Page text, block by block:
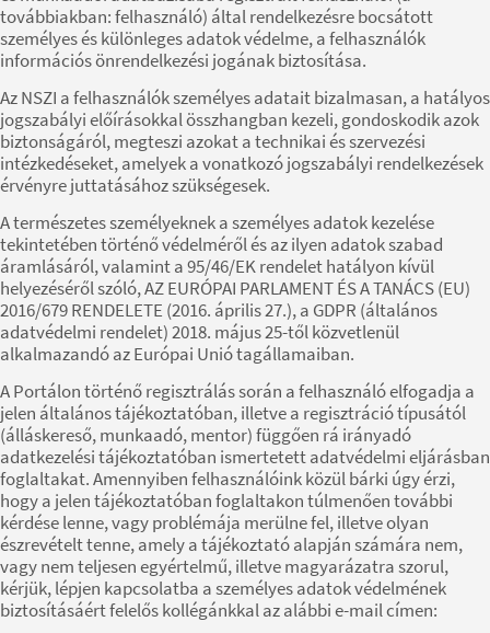
továbbiakban: felhasználó) által rendelkezésre bocsátott
személyes és különleges adatok védelme, a felhasználók
információs önrendelkezési jogának biztosítása.
Az NSZI a felhasználók személyes adatait bizalmasan, a hatályos
jogszabályi előírásokkal összhangban kezeli, gondoskodik azok
biztonságáról, megteszi azokat a technikai és szervezési
intézkedéseket, amelyek a vonatkozó jogszabályi rendelkezések
érvényre juttatásához szükségesek.
A természetes személyeknek a személyes adatok kezelése
tekintetében történő védelméről és az ilyen adatok szabad
áramlásáról, valamint a 95/46/EK rendelet hatályon kívül
helyezéséről szóló, AZ EURÓPAI PARLAMENT ÉS A TANÁCS (EU)
2016/679 RENDELETE (2016. április 27.), a GDPR (általános
adatvédelmi rendelet) 2018. május 25-től közvetlenül
alkalmazandó az Európai Unió tagállamaiban.
A Portálon történő regisztrálás során a felhasználó elfogadja a
jelen általános tájékoztatóban, illetve a regisztráció típusától
(álláskereső, munkaadó, mentor) függően rá irányadó
adatkezelési tájékoztatóban ismertetett adatvédelmi eljárásban
foglaltakat. Amennyiben felhasználóink közül bárki úgy érzi,
hogy a jelen tájékoztatóban foglaltakon túlmenően további
kérdése lenne, vagy problémája merülne fel, illetve olyan
észrevételt tenne, amely a tájékoztató alapján számára nem,
vagy nem teljesen egyértelmű, illetve magyarázatra szorul,
kérjük, lépjen kapcsolatba a személyes adatok védelmének
biztosításáért felelős kollégánkkal az alábbi e-mail címen: